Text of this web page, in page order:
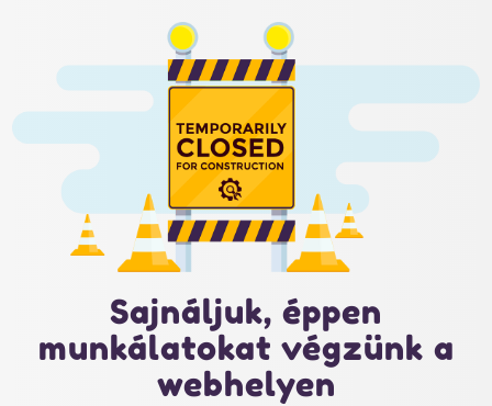
Sajnáljuk, éppen
munkálatokat végzünk a
webhelyen